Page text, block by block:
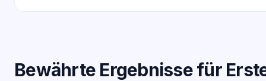
Bewährte Ergebnisse für